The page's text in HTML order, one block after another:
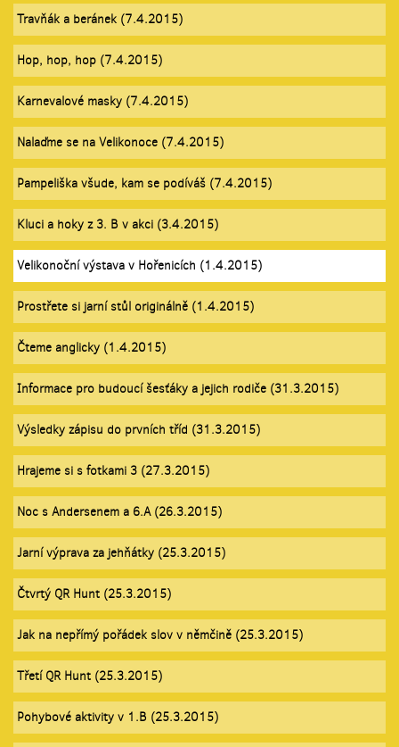
Travňák a beránek (7.4.2015)
Hop, hop, hop (7.4.2015)
Karnevalové masky (7.4.2015)
Nalaďme se na Velikonoce (7.4.2015)
Pampeliška všude, kam se podíváš (7.4.2015)
Kluci a hoky z 3. B v akci (3.4.2015)
Velikonoční výstava v Hořenicích (1.4.2015)
Prostřete si jarní stůl originálně (1.4.2015)
Čteme anglicky (1.4.2015)
Informace pro budoucí šesťáky a jejich rodiče (31.3.2015)
Výsledky zápisu do prvních tříd (31.3.2015)
Hrajeme si s fotkami 3 (27.3.2015)
Noc s Andersenem a 6.A (26.3.2015)
Jarní výprava za jehňátky (25.3.2015)
Čtvrtý QR Hunt (25.3.2015)
Jak na nepřímý pořádek slov v němčině (25.3.2015)
Třetí QR Hunt (25.3.2015)
Pohybové aktivity v 1.B (25.3.2015)